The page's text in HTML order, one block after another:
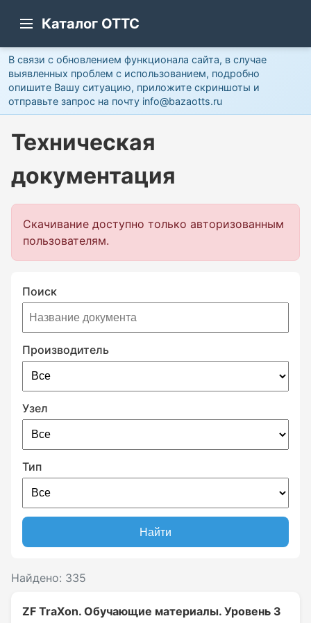
Каталог ОТТС
В связи с обновлением функционала сайта, в случае
выявленных проблем с использованием, подробно
опишите Вашу ситуацию, приложите скриншоты и
отправьте запрос на почту info@bazaotts.ru
Техническая
документация
Скачивание доступно только авторизованным
пользователям.
Поиск
Производитель
Узел
Тип
Найти
Найдено: 335
ZF TraXon. Обучающие материалы. Уровень 3